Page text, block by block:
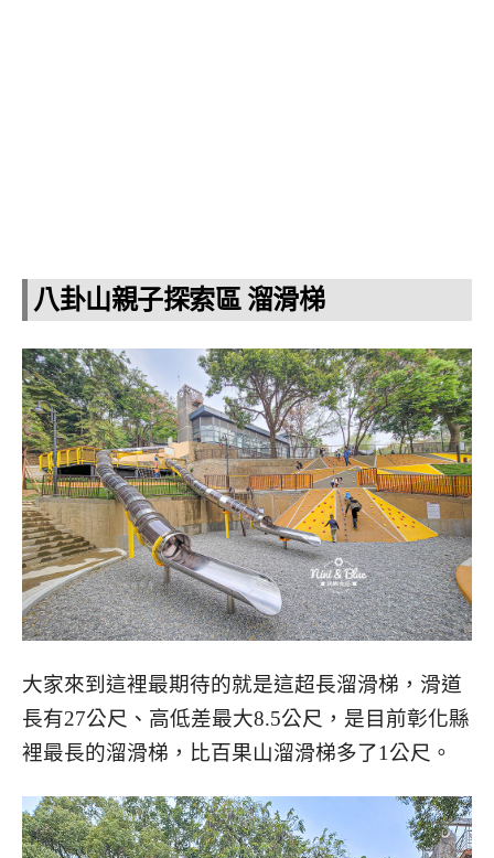
八卦山親子探索區 溜滑梯
大家來到這裡最期待的就是這超長溜滑梯，滑道
長有27公尺、高低差最大8.5公尺，是目前彰化縣
裡最長的溜滑梯，比百果山溜滑梯多了1公尺。